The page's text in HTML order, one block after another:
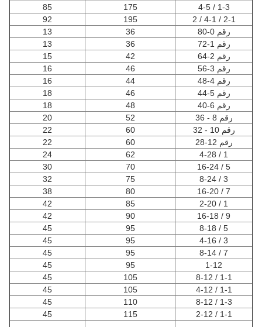
1-3 / 4-5
175
85
2-1 / 4-1 / 2
195
92
رقم 0-80
36
13
رقم 1-72
36
13
رقم 2-64
42
15
رقم 3-56
46
16
رقم 4-48
44
16
رقم 5-44
46
18
رقم 6-40
48
18
رقم 8 - 36
52
20
رقم 10 - 32
60
22
رقم 12-28
60
22
62
24
5 / 16-24
70
30
75
32
80
38
85
42
90
42
5 / 8-18
95
45
95
45
95
45
1-12
95
45
1-1 / 8-12
105
45
1-1 / 4-12
105
45
1-3 / 8-12
110
45
1-1 / 2-12
115
45